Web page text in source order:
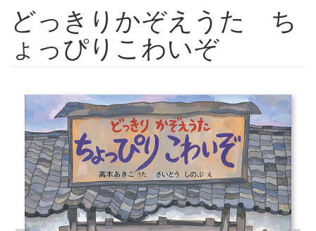
どっきりかぞえうた ち
ょっぴりこわいぞ